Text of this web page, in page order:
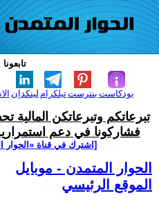
لينكدإن تيلكرامبنترست بودكاست
تبرعاتكم وتبرعاتكن المالية
فشاركونا في دعم
[اشترك في قناة ‫«الحوار
الحوار المتمدن - موبايل
الموقع الرئيسي